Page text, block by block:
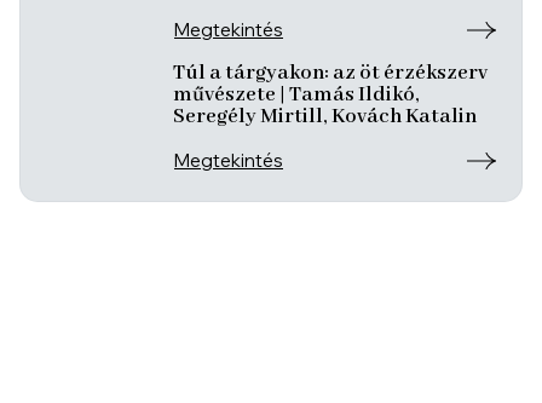
József
Megtekintés
Túl a tárgyakon: az öt érzékszerv
művészete | Tamás Ildikó,
Seregély Mirtill, Kovách Katalin
Megtekintés